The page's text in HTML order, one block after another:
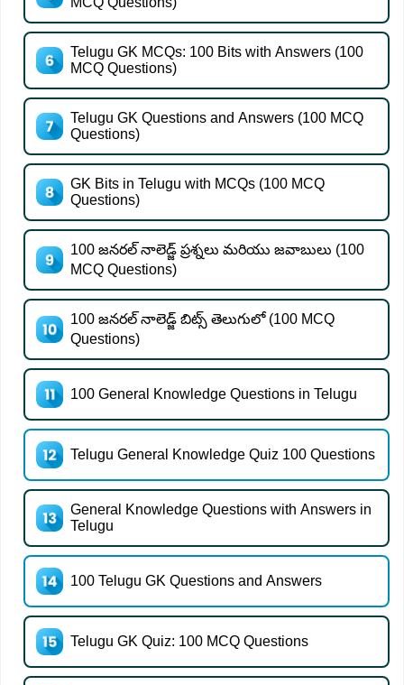
Telugu GK MCQs: 100 Bits with Answers (100
MCQ Questions)
Telugu GK Questions and Answers (100 MCQ
Questions)
GK Bits in Telugu with MCQs (100 MCQ
Questions)
100 జనరల్ నాలెడ్జ్ ప్రశ్నలు మరియు జవాబులు (100
MCQ Questions)
100 జనరల్ నాలెడ్జ్ బిట్స్ తెలుగులో (100 MCQ
Questions)
100 General Knowledge Questions in Telugu
Telugu General Knowledge Quiz 100 Questions
General Knowledge Questions with Answers in
Telugu
100 Telugu GK Questions and Answers
Telugu GK Quiz: 100 MCQ Questions